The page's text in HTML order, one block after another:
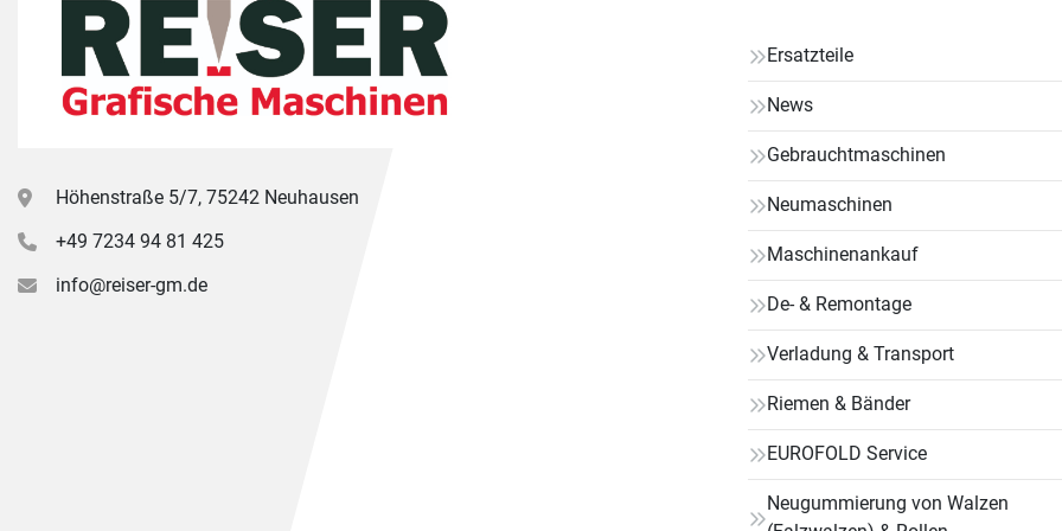
Höhenstraße 5/7, 75242 Neuhausen
+49 7234 94 81 425
info@reiser-gm.de
Ersatzteile
News
Gebrauchtmaschinen
Neumaschinen
Maschinenankauf
De- & Remontage
Verladung & Transport
Riemen & Bänder
EUROFOLD Service
Neugummierung von Walzen